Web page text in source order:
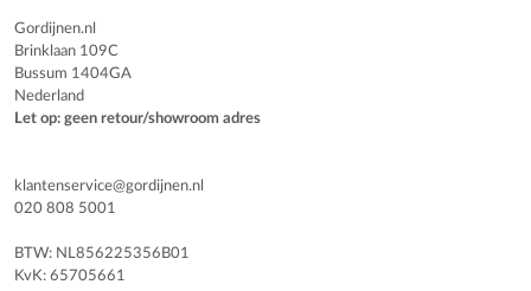
Gordijnen.nl
Brinklaan 109C
Bussum 1404GA
Nederland
Let op: geen retour/showroom adres
klantenservice@gordijnen.nl
020 808 5001
BTW: NL856225356B01
KvK: 65705661